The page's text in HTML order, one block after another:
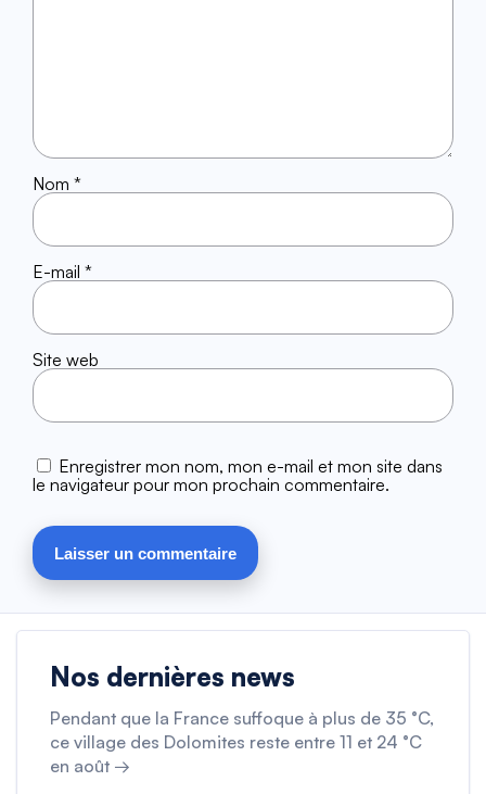
Nom *
E-mail *
Site web
Enregistrer mon nom, mon e-mail et mon site dans
le navigateur pour mon prochain commentaire.
Nos dernières news
Pendant que la France suffoque à plus de 35 °C,
ce village des Dolomites reste entre 11 et 24 °C
en août →